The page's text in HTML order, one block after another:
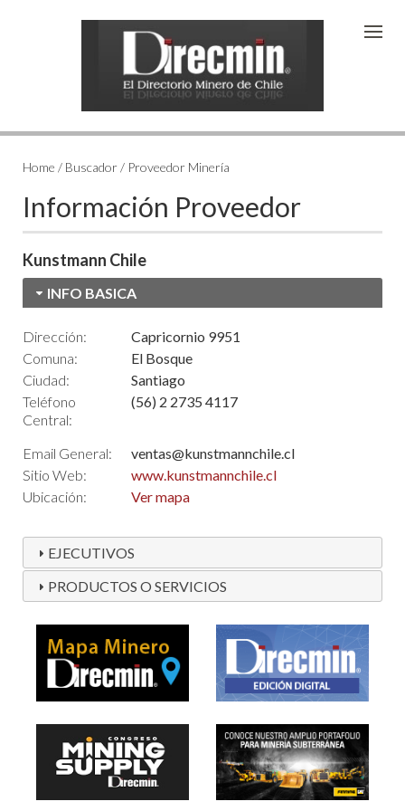
Home / Buscador / Proveedor Minería
Información Proveedor
Kunstmann Chile
INFO BASICA
Dirección:
Capricornio 9951
Comuna:
El Bosque
Ciudad:
Santiago
Teléfono
Central:
(56) 2 2735 4117
Email General:
ventas@kunstmannchile.cl
Sitio Web:
www.kunstmannchile.cl
Ubicación:
Ver mapa
EJECUTIVOS
PRODUCTOS O SERVICIOS